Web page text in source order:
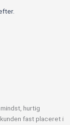
hurtig
fast placeret i